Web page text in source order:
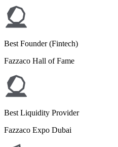
Best Founder (Fintech)
Fazzaco Hall of Fame
Best Liquidity Provider
Fazzaco Expo Dubai